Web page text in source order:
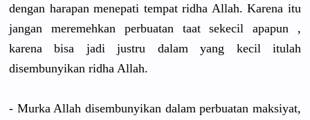
dengan harapan menepati tempat ridha Allah. Karena itu
jangan meremehkan perbuatan taat sekecil apapun ,
karena bisa jadi justru dalam yang kecil itulah
disembunyikan ridha Allah.
- Murka Allah disembunyikan dalam perbuatan maksiyat,